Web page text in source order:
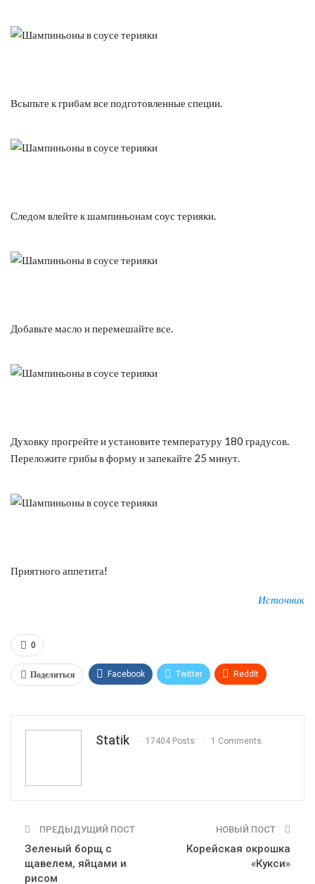
Всыпьте к грибам все подготовленные специи.
Следом влейте к шампиньонам соус терияки.
Добавьте масло и перемешайте все.
Духовку прогрейте и установите температуру 180 градусов.
Переложите грибы в форму и запекайте 25 минут.
Приятного аппетита!
Источник
0
Поделиться Facebook Twitter ReddIt
Statik 17404 Posts 1 Comments
ПРЕДЫДУЩИЙ ПОСТ
Зеленый борщ с
щавелем, яйцами и
рисом
НОВЫЙ ПОСТ
Корейская окрошка
«Кукси»